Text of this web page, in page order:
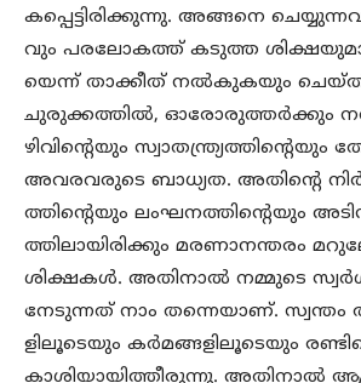
കപ്പെട്ടിരിക്കുന്നു. അങ്ങനെ
വും പരലോകത്ത് കടുത്ത
യെന്ന് താക്കീത് നൽകുകയും
ചുരുക്കത്തിൽ, ഓരോരുത്തർക്കും
ഴിവിന്റെയും
അവരവരുടെ ബാധ്യത. അതിന്റെ
ത്തിന്റെയും ലംഘനത്തിന്റെയും
ത്തിലായിരിക്കും മരണാനന്തരം
ശിക്ഷകൾ. അതിനാൽ നമ്മുടെ
നേടുന്നത് നാം തന്നെയാണ്. സ്വന്തം
ളിലൂടെയും കർമങ്ങളിലൂടെയും
കാശിയായിത്തീരുന്നു. അതിനാൽ